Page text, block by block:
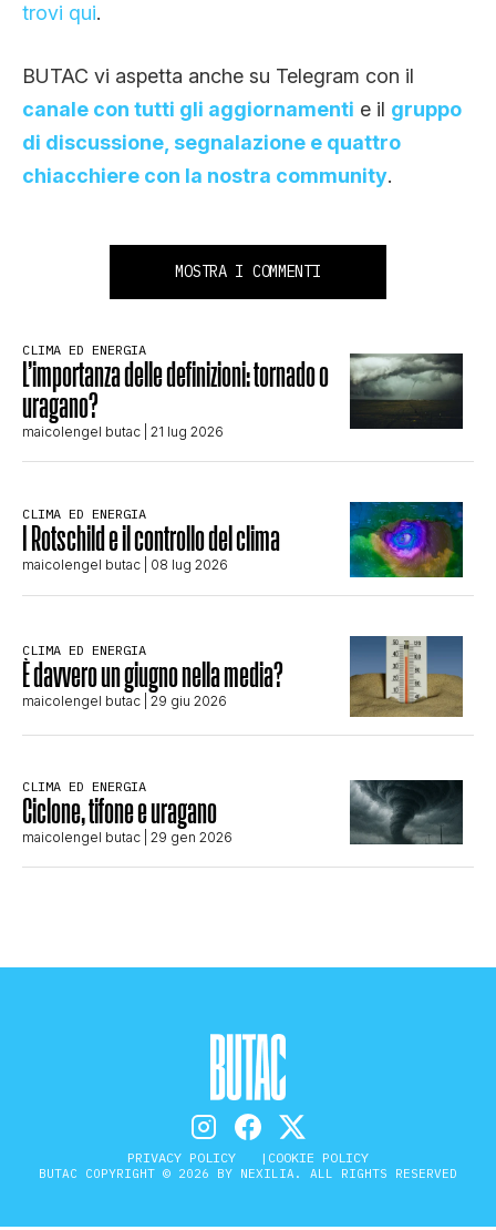
trovi qui.
BUTAC vi aspetta anche su Telegram con il
canale con tutti gli aggiornamenti e il gruppo
di discussione, segnalazione e quattro
chiacchiere con la nostra community.
MOSTRA I COMMENTI
CLIMA ED ENERGIA
L’importanza delle definizioni: tornado o
uragano?
maicolengel butac | 21 lug 2026
CLIMA ED ENERGIA
I Rotschild e il controllo del clima
maicolengel butac | 08 lug 2026
CLIMA ED ENERGIA
È davvero un giugno nella media?
maicolengel butac | 29 giu 2026
CLIMA ED ENERGIA
Ciclone, tifone e uragano
maicolengel butac | 29 gen 2026
PRIVACY POLICY COOKIE POLICY
BUTAC COPYRIGHT © 2026 BY NEXILIA. ALL RIGHTS RESERVED